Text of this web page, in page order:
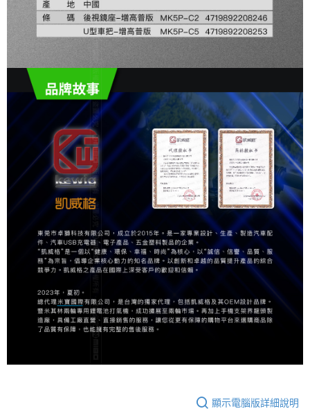
顯示電腦版詳細說明